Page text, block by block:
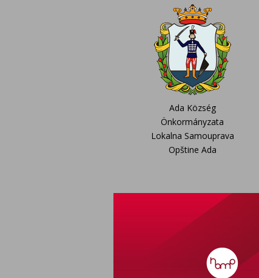
Ada Község
Önkormányzata
Lokalna Samouprava
Opštine Ada